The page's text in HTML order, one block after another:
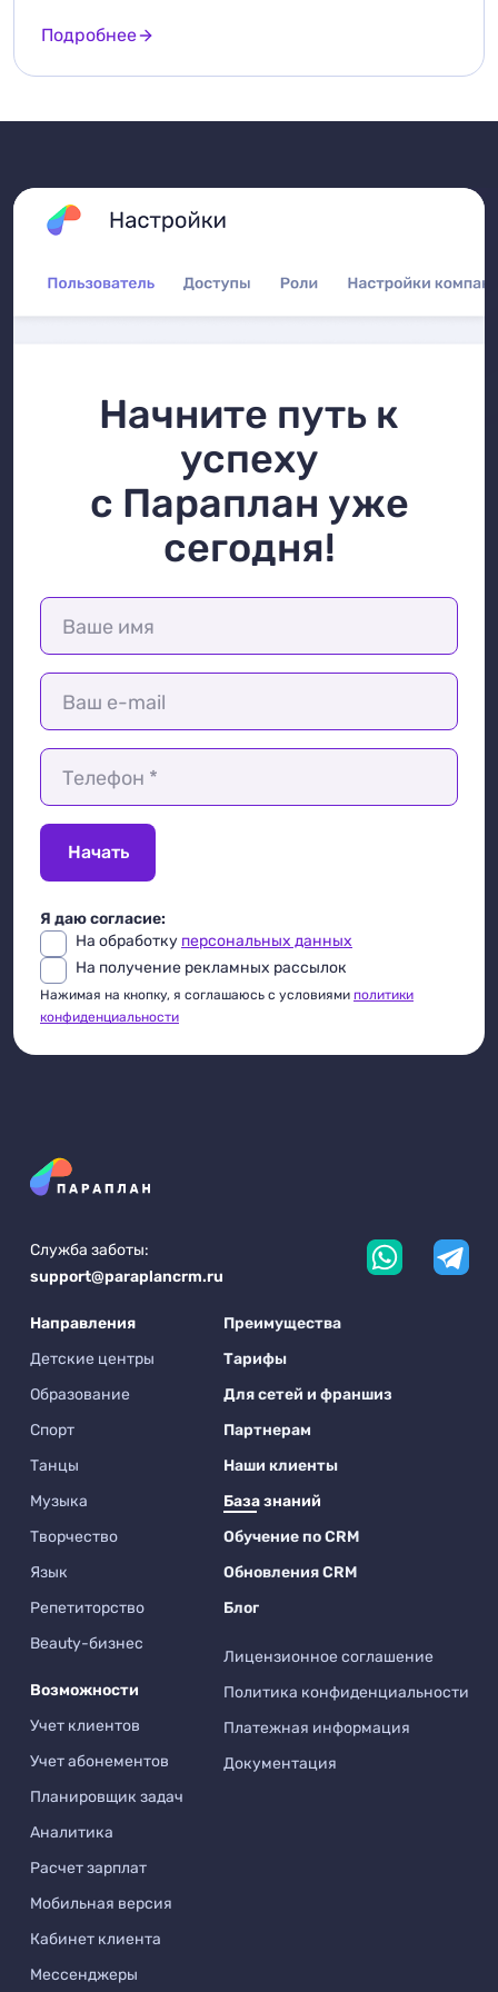
Подробнее
Начните путь к
успеху
с Параплан уже
сегодня!
Ваше имя
Ваш e-mail
Телефон *
Начать
Я даю согласие:
На обработку персональных данных
На получение рекламных рассылок
Нажимая на кнопку, я соглашаюсь с условиями политики
конфиденциальности
Служба заботы:
support@paraplancrm.ru
Направления
Детские центры
Образование
Спорт
Танцы
Музыка
Творчество
Язык
Репетиторство
Beauty-бизнес
Возможности
Учет клиентов
Учет абонементов
Планировщик задач
Аналитика
Расчет зарплат
Мобильная версия
Кабинет клиента
Мессенджеры
Преимущества
Тарифы
Для сетей и франшиз
Партнерам
Наши клиенты
База знаний
Обучение по CRM
Обновления CRM
Блог
Лицензионное соглашение
Политика конфиденциальности
Платежная информация
Документация